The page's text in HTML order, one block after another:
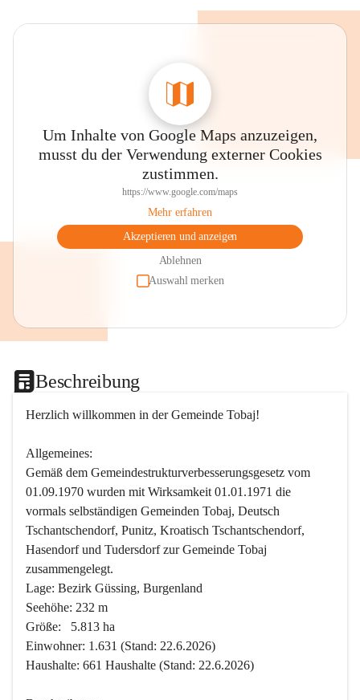
Um Inhalte von Google Maps anzuzeigen,
musst du der Verwendung externer Cookies
zustimmen.
https://www.google.com/maps
Mehr erfahren
Akzeptieren und anzeigen
Ablehnen
Auswahl merken
Beschreibung
Herzlich willkommen in der Gemeinde Tobaj!
Allgemeines:
Gemäß dem Gemeindestrukturverbesserungsgesetz vom
01.09.1970 wurden mit Wirksamkeit 01.01.1971 die
vormals selbständigen Gemeinden Tobaj, Deutsch
Tschantschendorf, Punitz, Kroatisch Tschantschendorf,
Hasendorf und Tudersdorf zur Gemeinde Tobaj
zusammengelegt.
Lage: Bezirk Güssing, Burgenland
Seehöhe: 232 m
Größe:   5.813 ha
Einwohner: 1.631 (Stand: 22.6.2026)
Haushalte: 661 Haushalte (Stand: 22.6.2026)